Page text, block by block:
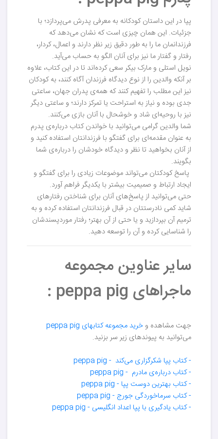
پپا در این داستان کودکانه به معرفی پدرش می‌پردازد؛ با
جزئیات. این همان چیزی است که نشان می‌دهد که
فرزندانمان ما را به طور دقیق زیر نظر دارند و اعمال، کردار،
رفتار و گفتار ما نیز برای آنان الگو به حساب می‌آید.
نویل استلی و مارک بیکر سعی کرده‌اند تا در این کتاب، علاوه
بر آنکه والدین را از نوع دیدگاه فرزندان آگاه کنند، به کودکان
نیز این مطلب را تفهیم کنند که همه‌ی پدران جهان، ساعتی
جدی بوده و نیاز به استراحت یا تمرکز دارند؛ و ساعتی دیگر
نیز با روحیه‌ای شاد و خوشحال با آنان بازی می‌کنند.
شما والدین گرامی می‌توانید با خواندن کتاب درباره‌ی پدرم
به عنوان مقدمه‌ای برای گفتگو با فرزندانتان استفاده کنید و
از آنان بخواهید تا نظر و دیدگاه خودشان را درباره‌ی شما
بگویند.
پاسخ کودکتان می‌تواند موضوعات زیادی را برای گفتگو و
ایجاد ارتباط و صمیمیت بیشتر با یکدیگر فراهم آورد.
حتی می‌توانید از پاسخ‌های آنان برای شناختن رفتارهای
شاید کمی نادرستتان در قبال فرزندانتان استفاده کرده و به
ترمیم آن بپردازید و یا حتی از آن بهتر؛ رفتار موردپسندشان
را شناسایی کرده و آن را توسعه دهید.
سایر عناوین مجموعه
ماجراهای peppa pig :
جهت مشاهده وخرید مجموعه کتابهای peppa pig
می‌توانید به پیوندهای زیر سر بزنید.
- کتاب پپا شکرگزاری می‌کند - peppa pig
​- کتاب درباره‌ی مادرم - peppa pig
​- کتاب بهترین دوست پپا - peppa pig
​- کتاب سرماخوردگی جورج - peppa pig
​- کتاب یادگیری با پپا اعداد انگلیسی - peppa pig